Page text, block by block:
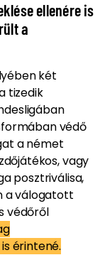
ellenére is
a
két
tizedik
védő
a német
vagy
posztriválisa,
a válogatott
védőről
érintené.